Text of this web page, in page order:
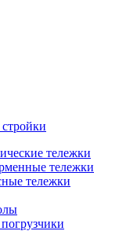
тележки
тележки
тележки